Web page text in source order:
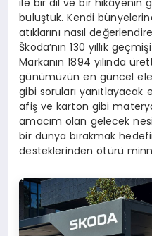
buluştuk. Kendi
atıklarını nasıl
Škoda’nın 130 yıllık
Markanın 1894 yılında
günümüzün en güncel
gibi soruları yanıtlayacak
afiş ve karton gibi
amacım olan gelecek
bir dünya bırakmak
desteklerinden ötürü